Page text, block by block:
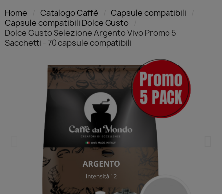
Home Catalogo Caffè
Capsule compatibili
Capsule compatibili Dolce Gusto
Dolce Gusto Selezione Argento Vivo Promo 5
Sacchetti - 70 capsule compatibili